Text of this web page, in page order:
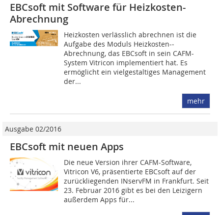
EBCsoft mit Software für Heizkosten-
Abrechnung
Heizkosten verlässlich abrechnen ist die
Aufgabe des Moduls Heizkosten-­
Abrechnung, das EBCsoft in sein CAFM-
System Vitricon implementiert hat. Es
ermöglicht ein vielgestaltiges Management
der...
mehr
Ausgabe 02/2016
EBCsoft mit neuen Apps
Die neue Version ihrer CAFM-Software,
Vitricon V6, präsentierte EBCsoft auf der
zurückliegenden INservFM in Frankfurt. Seit
23. Februar 2016 gibt es bei den Leizigern
außerdem Apps für...